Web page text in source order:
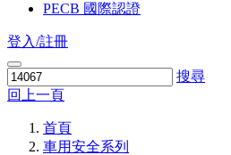
PECB 國際認證
登入/註冊
搜尋
回上一頁
首頁
車用安全系列